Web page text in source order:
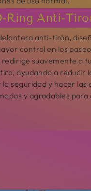
Ring Anti-
anti-tirón,
control en los
redirige suavemente a
ayudando a reducir
seguridad y hacer las
y agradables para